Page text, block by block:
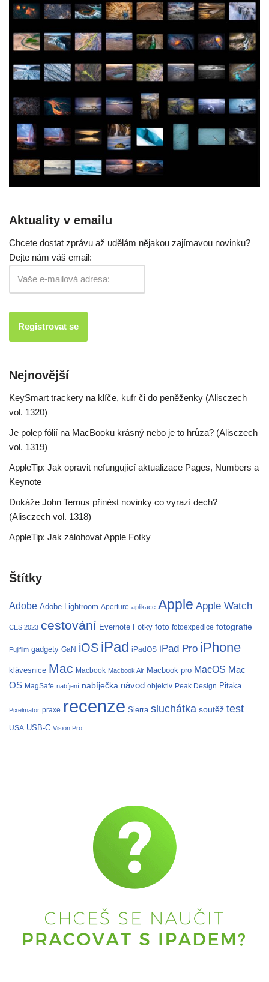
Aktuality v emailu
Chcete dostat zprávu až udělám nějakou zajímavou novinku?
Dejte nám váš email:
Nejnovější
KeySmart trackery na klíče, kufr či do peněženky (Alisczech
vol. 1320)
Je polep fólií na MacBooku krásný nebo je to hrůza? (Alisczech
vol. 1319)
AppleTip: Jak opravit nefungující aktualizace Pages, Numbers a
Keynote
Dokáže John Ternus přinést novinky co vyrazí dech?
(Alisczech vol. 1318)
AppleTip: Jak zálohovat Apple Fotky
Štítky
Adobe Adobe Lightroom Aperture aplikace Apple Apple Watch
CES 2023 cestování Evernote Fotky foto fotoexpedice fotografie
Fujifilm gadgety GaN iOS iPad iPadOS iPad Pro iPhone
klávesnice Mac Macbook Macbook Air Macbook pro MacOS Mac
OS MagSafe nabíjení nabíječka návod objektiv Peak Design Pitaka
Pixelmator praxe recenze Sierra sluchátka soutěž test
USA USB-C Vision Pro